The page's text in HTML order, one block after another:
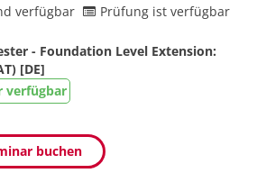
verfügbar Prüfung ist verfügbar
- Foundation Level Extension:
[DE]
verfügbar
buchen